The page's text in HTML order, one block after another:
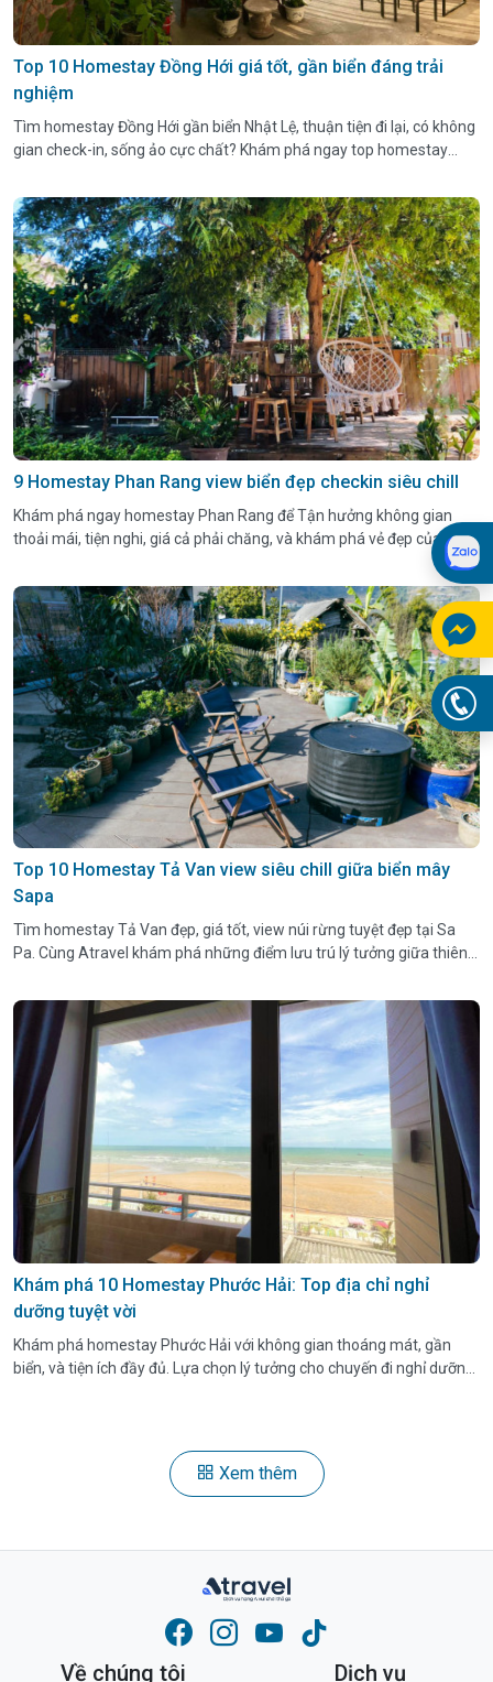
Top 10 Homestay Đồng Hới giá tốt, gần biển đáng trải
nghiệm
Tìm homestay Đồng Hới gần biển Nhật Lệ, thuận tiện đi lại, có không
gian check-in, sống ảo cực chất? Khám phá ngay top homestay
9 Homestay Phan Rang view biển đẹp checkin siêu chill
Khám phá ngay homestay Phan Rang để Tận hưởng không gian
thoải mái, tiện nghi, giá cả phải chăng, và khám phá vẻ đẹp của vùng
Top 10 Homestay Tả Van view siêu chill giữa biển mây
Sapa
Tìm homestay Tả Van đẹp, giá tốt, view núi rừng tuyệt đẹp tại Sa
Pa. Cùng Atravel khám phá những điểm lưu trú lý tưởng giữa thiên
Khám phá 10 Homestay Phước Hải: Top địa chỉ nghỉ
dưỡng tuyệt vời
Khám phá homestay Phước Hải với không gian thoáng mát, gần
biển, và tiện ích đầy đủ. Lựa chọn lý tưởng cho chuyến đi nghỉ dưỡng
Xem thêm
Về chúng tôi Dịch vụ